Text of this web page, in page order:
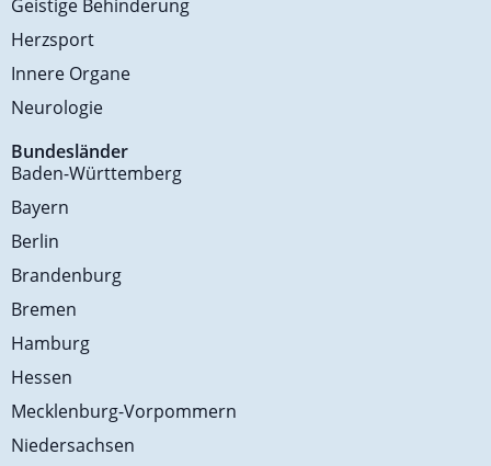
Geistige Behinderung
Herzsport
Innere Organe
Neurologie
Bundesländer
Baden-Württemberg
Bayern
Berlin
Brandenburg
Bremen
Hamburg
Hessen
Mecklenburg-Vorpommern
Niedersachsen